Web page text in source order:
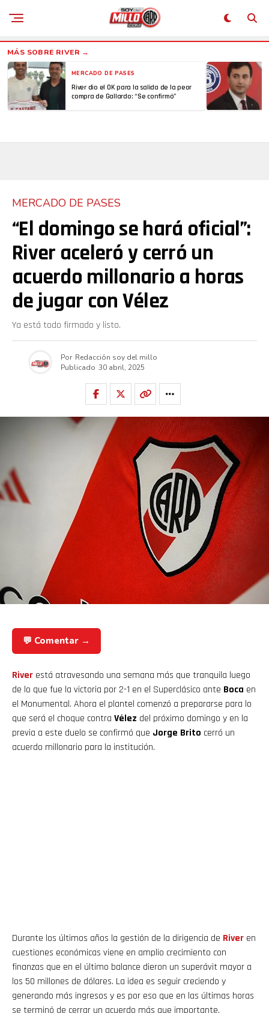
MERCADO DE PASES
River dio el OK para la salida de la peor
compra de Gallardo: “Se confirmó”
MERCADO DE PASES
“El domingo se hará oficial”:
River aceleró y cerró un
acuerdo millonario a horas
de jugar con Vélez
Ya está todo firmado y listo.
Por Redacción soy del millo
Publicado 30 abril, 2025
💬 Comentar →
River está atravesando una semana más que tranquila luego
de lo que fue la victoria por 2-1 en el Superclásico ante Boca en
el Monumental. Ahora el plantel comenzó a prepararse para lo
que será el choque contra Vélez del próximo domingo y en la
previa a este duelo se confirmó que Jorge Brito cerró un
acuerdo millonario para la institución.
Durante los últimos años la gestión de la dirigencia de River en
cuestiones económicas viene en amplio crecimiento con
finanzas que en el último balance dieron un superávit mayor a
los 50 millones de dólares. La idea es seguir creciendo y
generando más ingresos y es por eso que en las últimas horas
se terminó de cerrar un acuerdo más que importante.